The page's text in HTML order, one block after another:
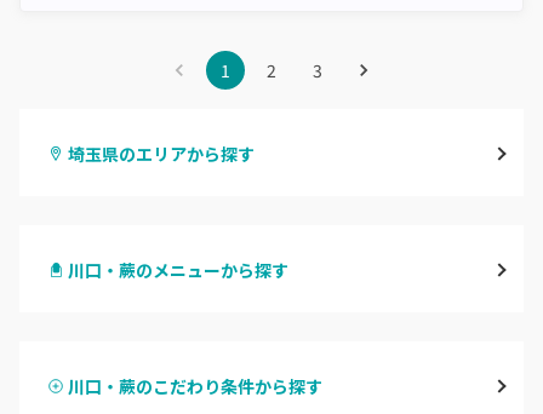
1 2 3
埼玉県のエリアから探す
与野
川口・蕨のメニューから探す
ハンドスカルプ
川口・蕨のこだわり条件から探す